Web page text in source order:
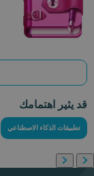
قد يثير اهتمامك
تطبيقات الذكاء الاصطناعي